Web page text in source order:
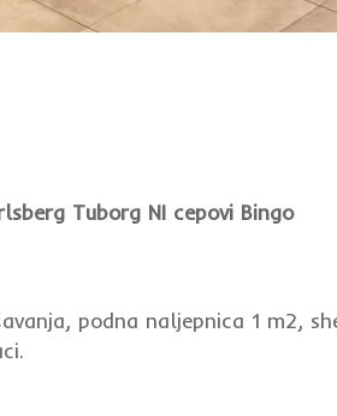
Tuborg NI cepovi Bingo
podna naljepnica 1 m2,